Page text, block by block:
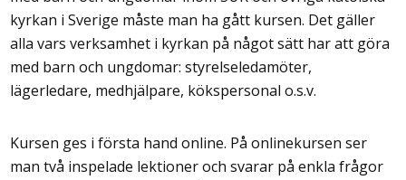
kyrkan i Sverige måste man ha gått kursen. Det gäller
alla vars verksamhet i kyrkan på något sätt har att göra
med barn och ungdomar: styrelseledamöter,
lägerledare, medhjälpare, kökspersonal o.s.v.
Kursen ges i första hand online. På onlinekursen ser
man två inspelade lektioner och svarar på enkla frågor